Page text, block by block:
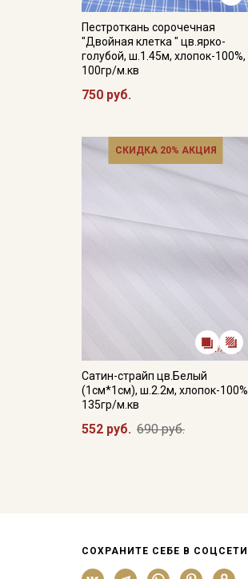
Пестроткань сорочечная
"Двойная клетка " цв.ярко-
голубой, ш.1.45м, хлопок-100%,
100гр/м.кв
750 руб.
СКИДКА 20% АКЦИЯ
Сатин-страйп цв.Белый
(1см*1см), ш.2.2м, хлопок-100%
135гр/м.кв
552 руб. 690 руб.
СОХРАНИТЕ СЕБЕ В СОЦСЕТИ